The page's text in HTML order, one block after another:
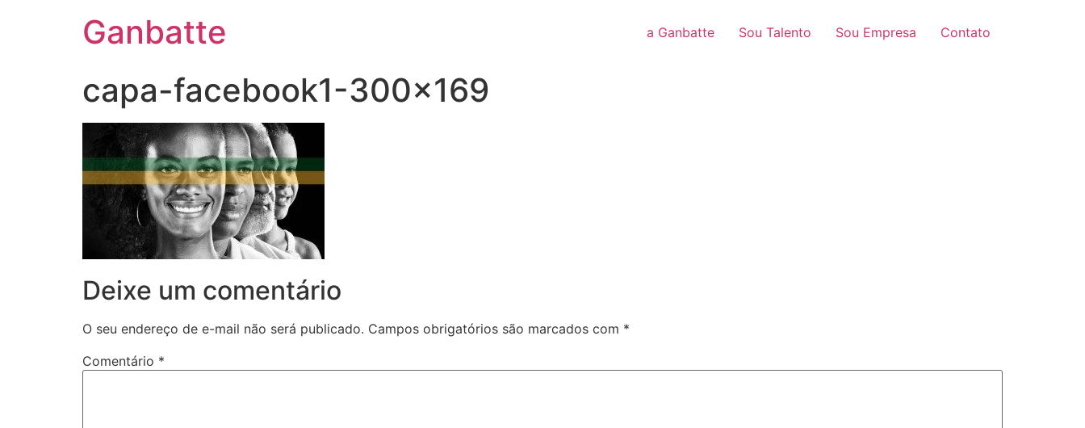
Ganbatte a Ganbatte Sou Talento Sou Empresa Contato
capa-facebook1-300×169
Deixe um comentário
O seu endereço de e-mail não será publicado. Campos obrigatórios são marcados com *
Comentário *